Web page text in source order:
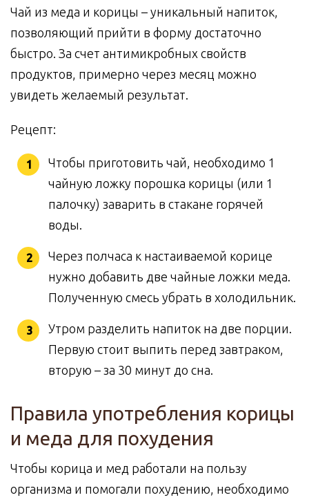
Чай из меда и корицы – уникальный напиток,
позволяющий прийти в форму достаточно
быстро. За счет антимикробных свойств
продуктов, примерно через месяц можно
увидеть желаемый результат.
Рецепт:
Чтобы приготовить чай, необходимо 1
чайную ложку порошка корицы (или 1
палочку) заварить в стакане горячей
воды.
Через полчаса к настаиваемой корице
нужно добавить две чайные ложки меда.
Полученную смесь убрать в холодильник.
Утром разделить напиток на две порции.
Первую стоит выпить перед завтраком,
вторую – за 30 минут до сна.
Правила употребления корицы
и меда для похудения
Чтобы корица и мед работали на пользу
организма и помогали похудению, необходимо